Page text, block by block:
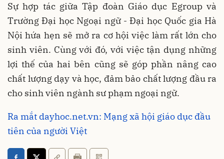
Sự hợp tác giữa Tập đoàn Giáo dục Egroup và
Trường Đại học Ngoại ngữ - Đại học Quốc gia Hà
Nội hứa hẹn sẽ mở ra cơ hội việc làm rất lớn cho
sinh viên. Cùng với đó, với việc tận dụng những
lợi thế của hai bên cũng sẽ góp phần nâng cao
chất lượng dạy và học, đảm bảo chất lượng đầu ra
cho sinh viên ngành sư phạm ngoại ngữ.
Ra mắt dayhoc.net.vn: Mạng xã hội giáo dục đầu
tiên của người Việt